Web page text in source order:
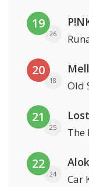
19
26
20
18 Old
21
25 The
22
24 Car